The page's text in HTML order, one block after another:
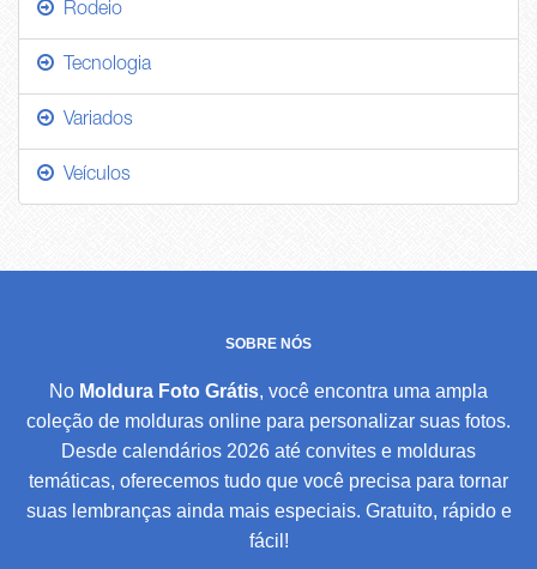
Rodeio
Tecnologia
Variados
Veículos
SOBRE NÓS
No Moldura Foto Grátis, você encontra uma ampla
coleção de molduras online para personalizar suas fotos.
Desde calendários 2026 até convites e molduras
temáticas, oferecemos tudo que você precisa para tornar
suas lembranças ainda mais especiais. Gratuito, rápido e
fácil!